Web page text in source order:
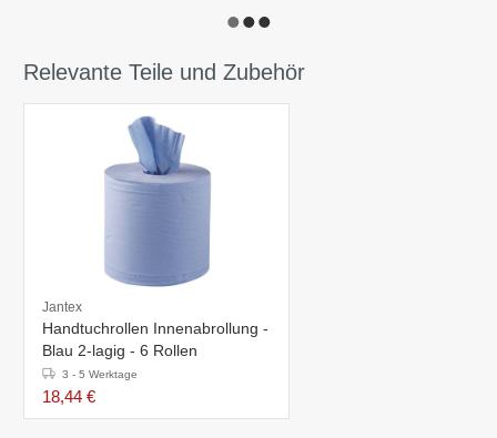
Relevante Teile und Zubehör
Jantex
Handtuchrollen Innenabrollung -
Blau 2-lagig - 6 Rollen
3 - 5 Werktage
18,44 €